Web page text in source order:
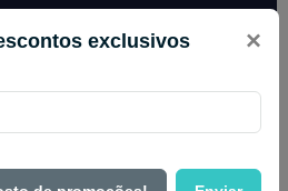
de Agosto.
exclusivos ×